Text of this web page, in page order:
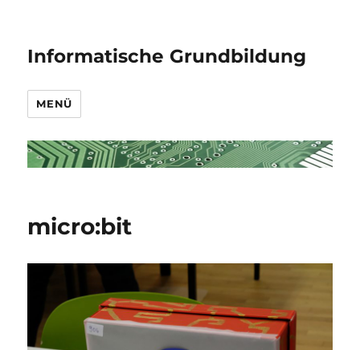
Informatische Grundbildung
MENÜ
micro:bit